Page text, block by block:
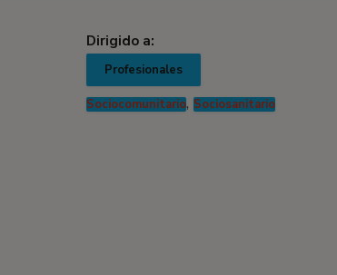
Dirigido a:
Profesionales
Sociocomunitario, Sociosanitario